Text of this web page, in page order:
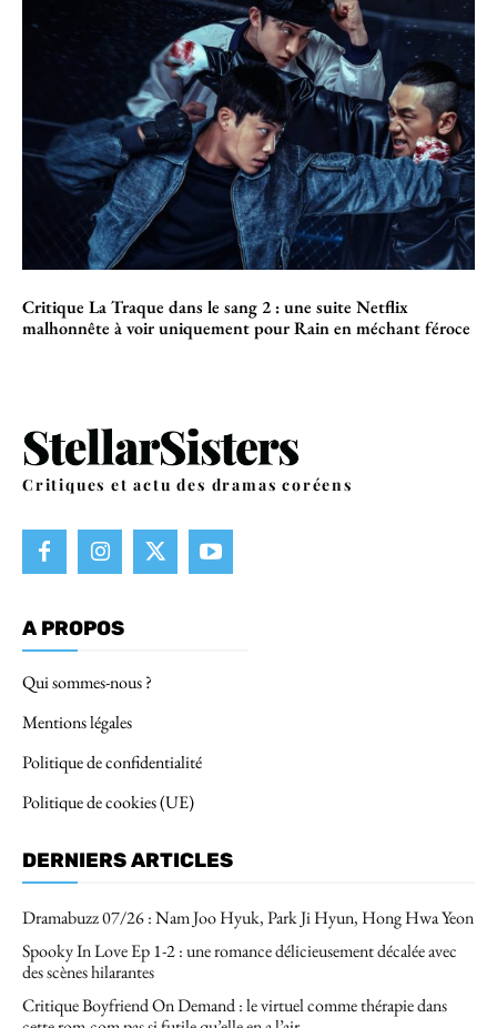
Critique La Traque dans le sang 2 : une suite Netflix
malhonnête à voir uniquement pour Rain en méchant féroce
Critiques et actu des dramas coréens
A PROPOS
Qui sommes-nous ?
Mentions légales
Politique de confidentialité
Politique de cookies (UE)
DERNIERS ARTICLES
Dramabuzz 07/26 : Nam Joo Hyuk, Park Ji Hyun, Hong Hwa Yeon
Spooky In Love Ep 1-2 : une romance délicieusement décalée avec
des scènes hilarantes
Critique Boyfriend On Demand : le virtuel comme thérapie dans